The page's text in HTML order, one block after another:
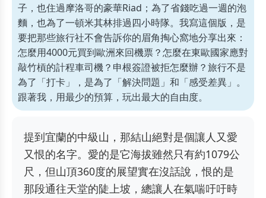
子，也住過摩洛哥的豪華Riad；為了省錢吃過一週的泡
麵，也為了一頓米其林排過四小時隊。我寫這個版，是
要把那些旅行社不會告訴你的眉角掏心窩地分享出來：
怎麼用4000元買到歐洲來回機票？怎麼在東歐國家應對
敲竹槓的計程車司機？申根簽證被拒怎麼辦？旅行不是
為了「打卡」，是為了「解決問題」和「感受差異」。
跟著我，用最少的預算，玩出最大的自由度。
提到宜蘭的中級山，那結山絕對是個讓人又愛
又恨的名字。愛的是它海拔雖然只有約1079公
尺，但山頂360度的展望實在沒話說，恨的是
那段通往天堂的陡上坡，總讓人在氣喘吁吁時